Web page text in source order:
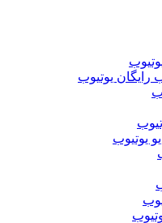
رایگان یوتیوب
یوتیوب